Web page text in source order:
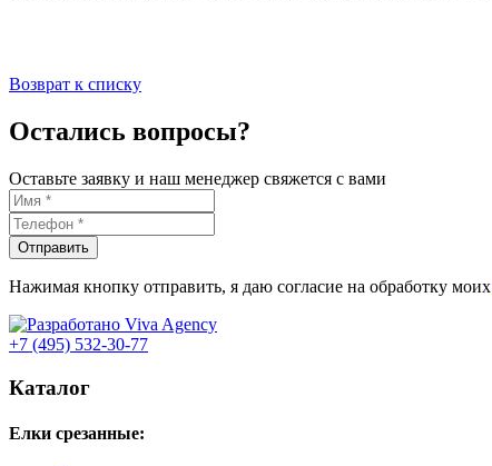
Возврат к списку
Остались вопросы?
Оставьте заявку и наш менеджер свяжется с вами
Отправить
Нажимая кнопку отправить, я даю согласие на обработку моих
+7 (495) 532-30-77
Каталог
Елки срезанные: